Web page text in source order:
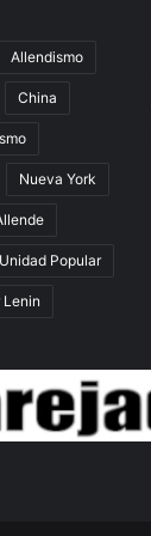
Allendismo
China
Nueva York
Unidad Popular
Lenin